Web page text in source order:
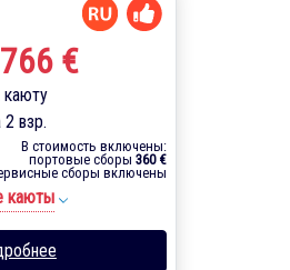
€
каюту
2 взр.
В стоимость включены:
портовые сборы 360 €
сборы включены
каюты